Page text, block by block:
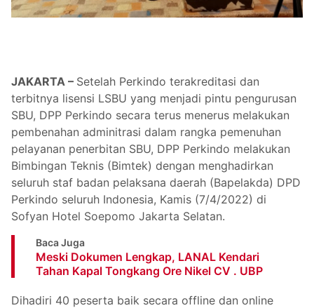
JAKARTA – Setelah Perkindo terakreditasi dan
terbitnya lisensi LSBU yang menjadi pintu pengurusan
SBU, DPP Perkindo secara terus menerus melakukan
pembenahan adminitrasi dalam rangka pemenuhan
pelayanan penerbitan SBU, DPP Perkindo melakukan
Bimbingan Teknis (Bimtek) dengan menghadirkan
seluruh staf badan pelaksana daerah (Bapelakda) DPD
Perkindo seluruh Indonesia, Kamis (7/4/2022) di
Sofyan Hotel Soepomo Jakarta Selatan.
Baca Juga
Meski Dokumen Lengkap, LANAL Kendari
Tahan Kapal Tongkang Ore Nikel CV . UBP
Dihadiri 40 peserta baik secara offline dan online